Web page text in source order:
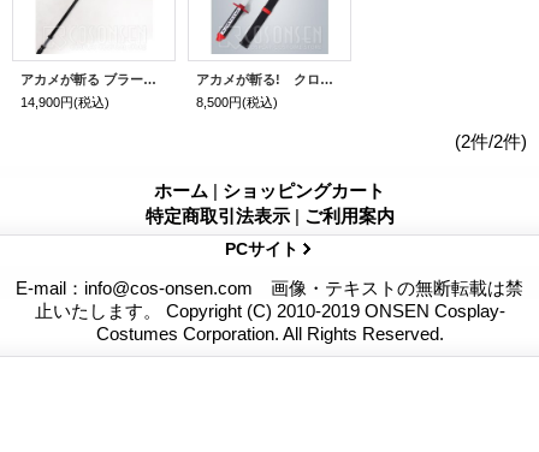
アカメが斬る ブラート ノインテーター コスプレ道具
14,900円(税込)
アカメが斬る! クロメ 刀 コスプレ道具 100cm
8,500円(税込)
(2件/2件)
ホーム | ショッピングカート
特定商取引法表示 | ご利用案内
PCサイト
E-mail：info@cos-onsen.com 画像・テキストの無断転載は禁
止いたします。 Copyright (C) 2010-2019 ONSEN Cosplay-
Costumes Corporation. All Rights Reserved.